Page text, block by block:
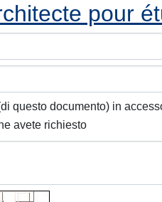
pour
questo documento) in
avete richiesto